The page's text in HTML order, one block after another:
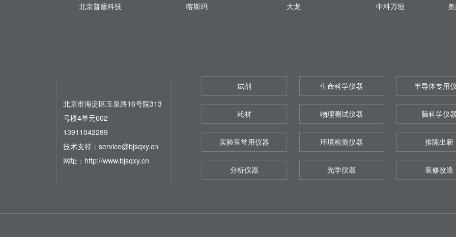
北京普盾科技 喀斯玛 大龙 中科万垣
北京市海淀区玉泉路16号院313
号楼4单元602
13911042289
技术支持：service@bjsqxy.cn
网址：http://www.bjsqxy.cn
试剂 生命科学仪器 半导体专用
耗材 物理测试仪器 脑科学仪器
实验室常用仪器 环境检测仪器 推陈出新
分析仪器 光学仪器 装修改造